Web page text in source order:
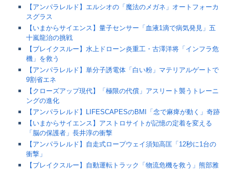
【アンパラレルド】エルシオの「魔法のメガネ」オートフォーカ
スグラス
【いまからサイエンス】量子センサー「血液1滴で病気発見」五
十嵐龍治の挑戦
【ブレイクスルー】水上ドローン炎重工・古澤洋将「インフラ危
機」を救う
【アンパラレルド】単分子誘電体「白い粉」マテリアルゲートで
9割省エネ
【クローズアップ現代】「極限の代償」アスリート襲うトレーニ
ングの進化
【アンパラレルド】LIFESCAPESのBMI「念で麻痺が動く」奇跡
【いまからサイエンス】アストロサイトが記憶の定着を変える
「脳の保護者」長井淳の衝撃
【アンパラレルド】自走式ロープウェイ須知高匡「12秒に1台の
衝撃」
【ブレイクスルー】自動運転トラック「物流危機を救う」熊部雅